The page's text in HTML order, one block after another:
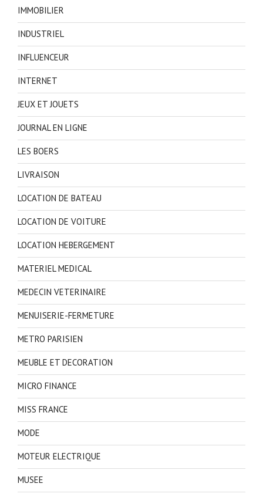
IMMOBILIER
INDUSTRIEL
INFLUENCEUR
INTERNET
JEUX ET JOUETS
JOURNAL EN LIGNE
LES BOERS
LIVRAISON
LOCATION DE BATEAU
LOCATION DE VOITURE
LOCATION HEBERGEMENT
MATERIEL MEDICAL
MEDECIN VETERINAIRE
MENUISERIE-FERMETURE
METRO PARISIEN
MEUBLE ET DECORATION
MICRO FINANCE
MISS FRANCE
MODE
MOTEUR ELECTRIQUE
MUSEE